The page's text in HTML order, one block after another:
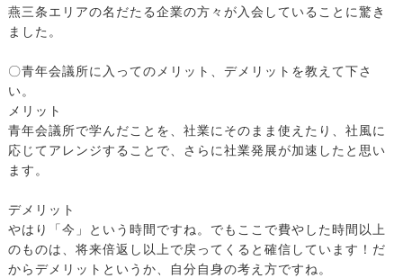
燕三条エリアの名だたる企業の方々が入会していることに驚き
ました。
〇青年会議所に入ってのメリット、デメリットを教えて下さ
い。
メリット
青年会議所で学んだことを、社業にそのまま使えたり、社風に
応じてアレンジすることで、さらに社業発展が加速したと思い
ます。
デメリット
やはり「今」という時間ですね。でもここで費やした時間以上
のものは、将来倍返し以上で戻ってくると確信しています！だ
からデメリットというか、自分自身の考え方ですね。